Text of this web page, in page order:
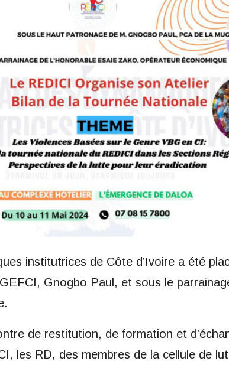
institutrices de Côte d’Ivoire a été
Gnogbo Paul, et sous le
de restitution, de formation et
les RD, des membres de la cellule de